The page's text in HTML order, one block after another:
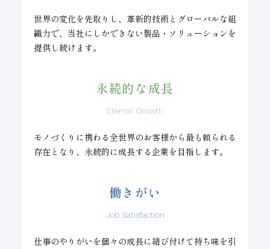
世界の変化を先取りし、革新的技術とグローバルな組
織力で、当社にしかできない製品・ソリューションを
提供し続けます。
永続的な成長
Eternal Growth
モノづくりに携わる全世界のお客様から最も頼られる
存在となり、永続的に成長する企業を目指します。
働きがい
Job Satisfaction
仕事のやりがいを個々の成長に結び付けて持ち味を引